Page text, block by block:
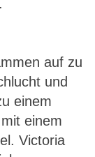
auf zu
und
einem
einem
Victoria